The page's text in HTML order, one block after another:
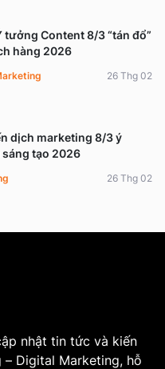
tưởng Content 8/3 “tán đổ”
hàng 2026
26 Thg 02
dịch marketing 8/3 ý
sáng tạo 2026
26 Thg 02
nhật tin tức và kiến
Digital Marketing, hỗ